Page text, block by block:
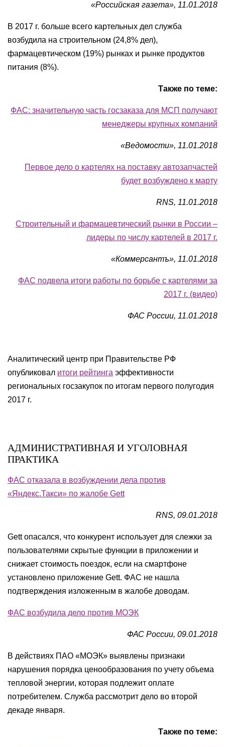
«Российская газета», 11.01.2018
В 2017 г. больше всего картельных дел служба
возбудила на строительном (24,8% дел),
фармацевтическом (19%) рынках и рынке продуктов
питания (8%).
Также по теме:
ФАС: значительную часть госзаказа для МСП получают
менеджеры крупных компаний
«Ведомости», 11.01.2018
Первое дело о картелях на поставку автозапчастей
будет возбуждено к марту
RNS, 11.01.2018
Строительный и фармацевтический рынки в России –
лидеры по числу картелей в 2017 г.
«Коммерсантъ», 11.01.2018
ФАС подвела итоги работы по борьбе с картелями за
2017 г. (видео)
ФАС России, 11.01.2018
Аналитический центр при Правительстве РФ
опубликовал итоги рейтинга эффективности
региональных госзакупок по итогам первого полугодия
2017 г.
АДМИНИСТРАТИВНАЯ И УГОЛОВНАЯ
ПРАКТИКА
ФАС отказала в возбуждении дела против
«Яндекс.Такси» по жалобе Gett
RNS, 09.01.2018
Gett опасался, что конкурент использует для слежки за
пользователями скрытые функции в приложении и
снижает стоимость поездок, если на смартфоне
установлено приложение Gett. ФАС не нашла
подтверждения изложенным в жалобе доводам.
ФАС возбудила дело против МОЭК
ФАС России, 09.01.2018
В действиях ПАО «МОЭК» выявлены признаки
нарушения порядка ценообразования по учету объема
тепловой энергии, которая подлежит оплате
потребителем. Служба рассмотрит дело во второй
декаде января.
Также по теме: